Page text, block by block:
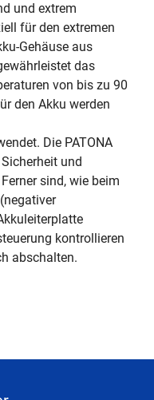
und extrem
für den extremen
Gehäuse aus
das
von bis zu 90
den Akku werden
Die PATONA
und
sind, wie beim
kontrollieren
abschalten.